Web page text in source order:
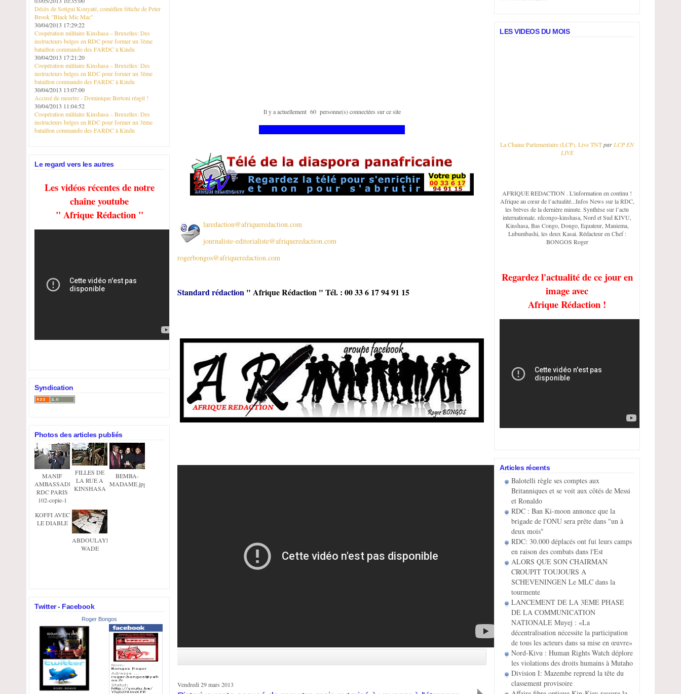
Décès de Sotigui Kouyaté, comédien fétiche de Peter
Brook "Black Mic Mac"
30/04/2013 17:29:22
Coopération militaire Kinshasa – Bruxelles: Des
instructeurs belges en RDC pour former un 3ème
bataillon commando des FARDC à Kindu
30/04/2013 17:21:20
Coopération militaire Kinshasa – Bruxelles: Des
instructeurs belges en RDC pour former un 3ème
bataillon commando des FARDC à Kindu
30/04/2013 13:07:00
Accusé de meurtre - Dominique Bertoni réagit !
30/04/2013 11:04:52
Coopération militaire Kinshasa – Bruxelles: Des
instructeurs belges en RDC pour former un 3ème
bataillon commando des FARDC à Kindu
Le regard vers les autres
Les vidéos récentes de notre
chaîne youtube
" Afrique Rédaction "
Syndication
Photos des articles publiés
MANIF
AMBASSADE
RDC PARIS
102-copie-1
FILLES DE
LA RUE A
KINSHASA
BEMBA-
MADAME.jpg
KOFFI AVEC
LE DIABLE
ABDOULAYE
WADE
Twitter - Facebook
Roger Bongos
Il y a actuellement 60 personne(s) connectées sur ce site
laredaction@afriqueredaction.com
journaliste-editorialiste@afriqueredaction.com
rogerbongos@afriqueredaction.com
Standard rédaction " Afrique Rédaction " Tél. : 00 33 6 17 94 91 15
Vendredi 29 mars 2013
LES VIDEOS DU MOIS
La Chaine Parlementaire (LCP), Live TNTpar LCP EN
LIVE
AFRIQUE REDACTION . L'information en continu !
Afrique au cœur de l’actualité...Infos News sur la RDC,
les brèves de la dernière minute. Synthèse sur l’actu
internationale. rdcongo-kinshasa, Nord et Sud KIVU,
Kinshasa, Bas Congo, Dongo, Equateur, Maniema,
Lubumbashi, les deux Kasai. Rédacteur en Chef :
BONGOS Roger
Regardez l'actualité de ce jour en
image avec
Afrique Rédaction !
Articles récents
Balotelli règle ses comptes aux
Britanniques et se voit aux côtés de Messi
et Ronaldo
RDC : Ban Ki-moon annonce que la
brigade de l'ONU sera prête dans "un à
deux mois"
RDC: 30.000 déplacés ont fui leurs camps
en raison des combats dans l'Est
ALORS QUE SON CHAIRMAN
CROUPIT TOUJOURS A
SCHEVENINGEN Le MLC dans la
tourmente
LANCEMENT DE LA 3EME PHASE
DE LA COMMUNICATION
NATIONALE Muyej : «La
décentralisation nécessite la participation
de tous les acteurs dans sa mise en œuvre»
Nord-Kivu : Human Rights Watch déplore
les violations des droits humains à Mutaho
Division I: Mazembe reprend la tête du
classement provisoire